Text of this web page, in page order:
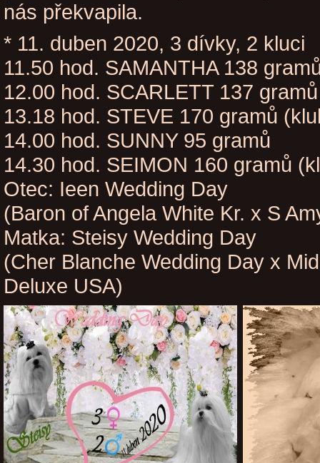
nás překvapila.
* 11. duben 2020, 3 dívky, 2 kluci
11.50 hod. SAMANTHA 138
12.00 hod. SCARLETT 137 gramů
13.18 hod. STEVE 170 gramů
14.00 hod. SUNNY 95 gramů
14.30 hod. SEIMON 160 gramů
Otec: Ieen Wedding Day
(Baron of Angela White Kr. x S
Matka: Steisy Wedding Day
(Cher Blanche Wedding Day x
Deluxe USA)